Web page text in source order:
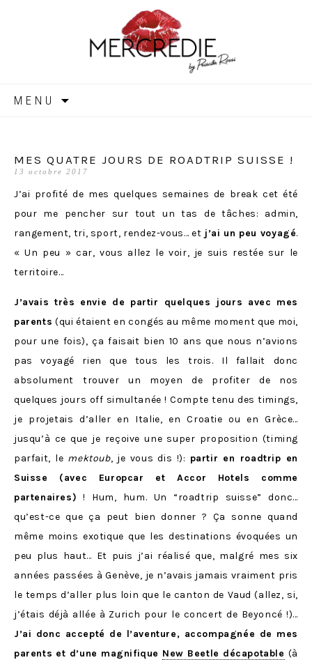
MERCREDIE
MENU
MES QUATRE JOURS DE ROADTRIP SUISSE !
13 octobre 2017
J’ai profité de mes quelques semaines de break cet été
pour me pencher sur tout un tas de tâches: admin,
rangement, tri, sport, rendez-vous… et j’ai un peu voyagé.
« Un peu » car, vous allez le voir, je suis restée sur le
territoire…
J’avais très envie de partir quelques jours avec mes
parents (qui étaient en congés au même moment que moi,
pour une fois), ça faisait bien 10 ans que nous n’avions
pas voyagé rien que tous les trois. Il fallait donc
absolument trouver un moyen de profiter de nos
quelques jours off simultanée ! Compte tenu des timings,
je projetais d’aller en Italie, en Croatie ou en Grèce…
jusqu’à ce que je reçoive une super proposition (timing
parfait, le mektoub, je vous dis !): partir en roadtrip en
Suisse (avec Europcar et Accor Hotels comme
partenaires) ! Hum, hum. Un “roadtrip suisse” donc…
qu’est-ce que ça peut bien donner ? Ça sonne quand
même moins exotique que les destinations évoquées un
peu plus haut… Et puis j’ai réalisé que, malgré mes six
années passées à Genève, je n’avais jamais vraiment pris
le temps d’aller plus loin que le canton de Vaud (allez, si,
j’étais déjà allée à Zurich pour le concert de Beyoncé !)…
J’ai donc accepté de l’aventure, accompagnée de mes
parents et d’une magnifique New Beetle décapotable (à